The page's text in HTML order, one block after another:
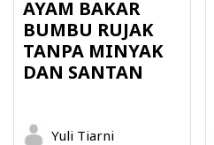
AYAM BAKAR
BUMBU RUJAK
TANPA MINYAK
DAN SANTAN
Yuli Tiarni